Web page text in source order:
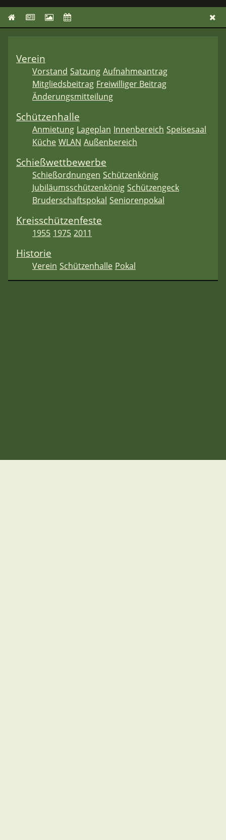
Verein
Vorstand Satzung Aufnahmeantrag
Mitgliedsbeitrag Freiwilliger Beitrag
Änderungsmitteilung
Schützenhalle
Anmietung Lageplan Innenbereich Speisesaal
Küche WLAN Außenbereich
Schießwettbewerbe
Schießordnungen Schützenkönig
Jubiläumsschützenkönig Schützengeck
Bruderschaftspokal Seniorenpokal
Kreisschützenfeste
1955 1975 2011
Historie
Verein Schützenhalle Pokal